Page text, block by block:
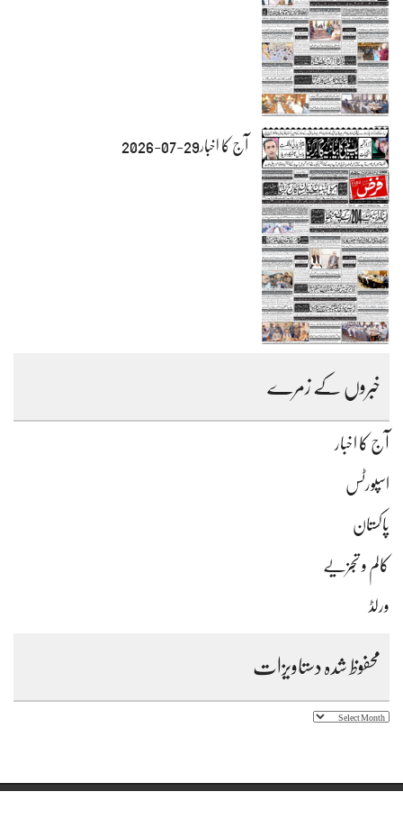
آج کا اخبار29-07-2026
خبروں کے زمرے
آج کا اخبار
اسپورٹس
پاکستان
کالم و تجزیے
ورلڈ
محفوظ شدہ دستاویزات
محفوظ